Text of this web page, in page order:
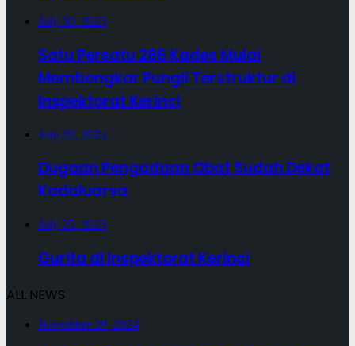
July 30, 2025
Satu Persatu 286 Kades Mulai
Membongkar Pungli Terstruktur di
Inspektorat Kerinci
July 29, 2025
Dugaan Pengadaan Obat Sudah Dekat
Kadaluarsa
July 25, 2025
Gurita di Inspektorat Kerinci
ALL NEWS
November 29, 2024